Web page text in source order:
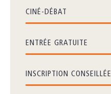
CINÉ-DÉBAT
ENTRÉE GRATUITE
INSCRIPTION CONSEILLÉE